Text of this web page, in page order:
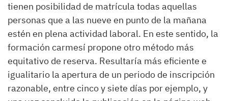
tienen posibilidad de matrícula todas aquellas
personas que a las nueve en punto de la mañana
estén en plena actividad laboral. En este sentido, la
formación carmesí propone otro método más
equitativo de reserva. Resultaría más eficiente e
igualitario la apertura de un periodo de inscripción
razonable, entre cinco y siete días por ejemplo, y